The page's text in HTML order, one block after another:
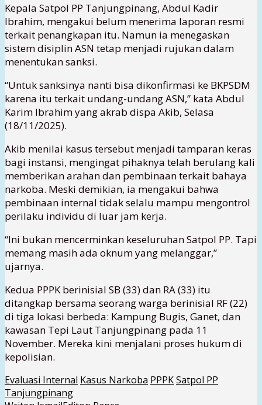
Kepala Satpol PP Tanjungpinang, Abdul Kadir
Ibrahim, mengakui belum menerima laporan resmi
terkait penangkapan itu. Namun ia menegaskan
sistem disiplin ASN tetap menjadi rujukan dalam
menentukan sanksi.
“Untuk sanksinya nanti bisa dikonfirmasi ke BKPSDM
karena itu terkait undang-undang ASN,” kata Abdul
Karim Ibrahim yang akrab dispa Akib, Selasa
(18/11/2025).
Akib menilai kasus tersebut menjadi tamparan keras
bagi instansi, mengingat pihaknya telah berulang kali
memberikan arahan dan pembinaan terkait bahaya
narkoba. Meski demikian, ia mengakui bahwa
pembinaan internal tidak selalu mampu mengontrol
perilaku individu di luar jam kerja.
“Ini bukan mencerminkan keseluruhan Satpol PP. Tapi
memang masih ada oknum yang melanggar,”
ujarnya.
Kedua PPPK berinisial SB (33) dan RA (33) itu
ditangkap bersama seorang warga berinisial RF (22)
di tiga lokasi berbeda: Kampung Bugis, Ganet, dan
kawasan Tepi Laut Tanjungpinang pada 11
November. Mereka kini menjalani proses hukum di
kepolisian.
Evaluasi Internal Kasus Narkoba PPPKSatpol PP
Tanjungpinang